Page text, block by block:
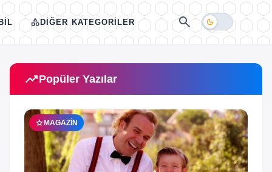
categoryDIĞER KATEGORILER search dark_mode
trending_upPopüler Yazılar
star MAGAZIN